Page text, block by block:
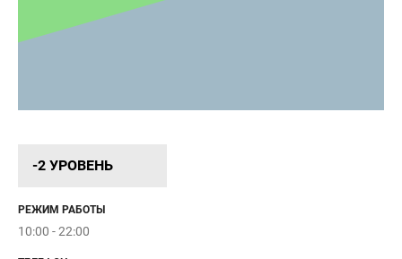
-2 УРОВЕНЬ
РЕЖИМ РАБОТЫ
10:00 - 22:00